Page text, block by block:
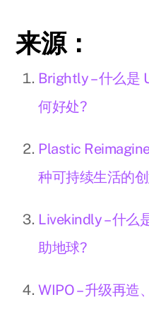
来源：
Brightly – 什么是
何好处?
Plastic
种可持续生活的
Livekindly – 什么
助地球?
WIPO – 升级再造